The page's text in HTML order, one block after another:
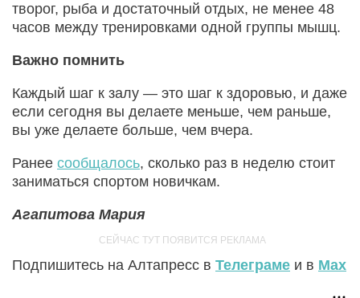
творог, рыба и достаточный отдых, не менее 48
часов между тренировками одной группы мышц.
Важно помнить
Каждый шаг к залу — это шаг к здоровью, и даже
если сегодня вы делаете меньше, чем раньше,
вы уже делаете больше, чем вчера.
Ранее сообщалось, сколько раз в неделю стоит
заниматься спортом новичкам.
Агапитова Мария
Подпишитесь на Алтапресс в Телеграме и в Max